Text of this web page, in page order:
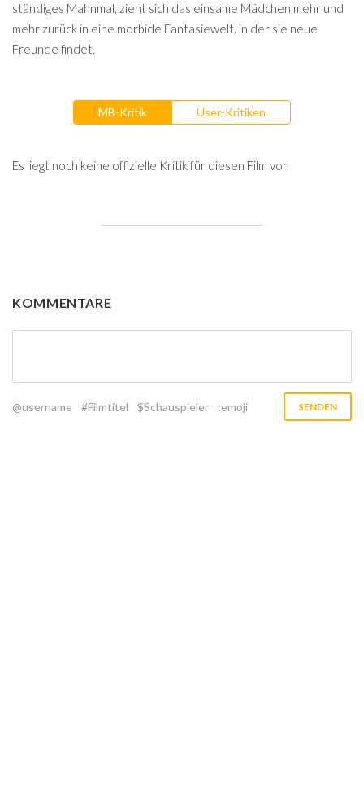
ständiges Mahnmal, zieht sich das einsame Mädchen mehr und
mehr zurück in eine morbide Fantasiewelt, in der sie neue
Freunde findet.
MB-Kritik User-Kritiken
Es liegt noch keine offizielle Kritik für diesen Film vor.
KOMMENTARE
@username #Filmtitel $Schauspieler :emoji